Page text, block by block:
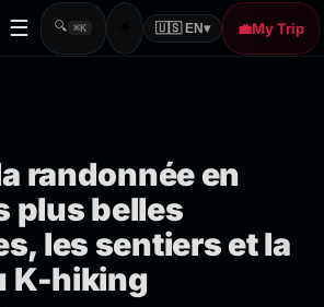
☰ 🔍 ⌘K 🇺🇸 EN▾ 💼My Trip
randonnée en
plus belles
les sentiers et la
K-hiking